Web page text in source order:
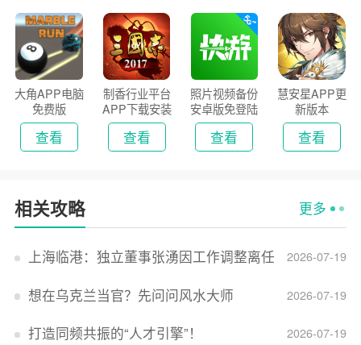
大角APP电脑
免费版
查看
制香行业平台
APP下载安装
2026
查看
照片视频备份
安卓版免登陆
版
查看
慧安星APP更
新版本
查看
相关攻略 更多
2026-07-19
上海临港：独立董事张湧因工作调整离任
2026-07-19
想在乌克兰当官？先问问风水大师
2026-07-19
打造同频共振的“人才引擎”！